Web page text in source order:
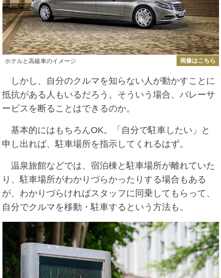
ホテルと高級車のイメージ 画像はこちら
しかし、自分のクルマを知らない人が動かすことに
抵抗がある人もいるだろう。そういう場合、バレーサ
ービスを断ることはできるのか。
基本的にはもちろんOK。「自分で駐車したい」と
申し出れば、駐車場所を指示してくれるはず。
温泉旅館などでは、宿泊棟と駐車場所が離れていた
り、駐車場所がわかりづらかったりする場合もある
が、わかりづらければスタッフに同乗してもらって、
自分でクルマを移動・駐車するという方法も。